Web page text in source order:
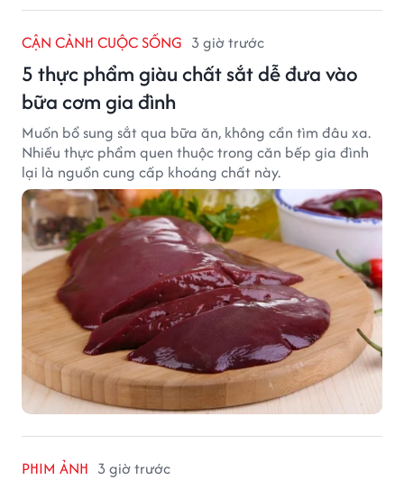
CẬN CẢNH CUỘC SỐNG 3 giờ trước
5 thực phẩm giàu chất sắt dễ đưa vào
bữa cơm gia đình
Muốn bổ sung sắt qua bữa ăn, không cần tìm đâu xa.
Nhiều thực phẩm quen thuộc trong căn bếp gia đình
lại là nguồn cung cấp khoáng chất này.
PHIM ẢNH 3 giờ trước